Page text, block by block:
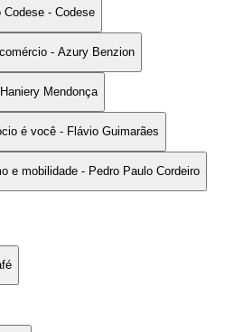
Codese - Codese
- Azury Benzion
Mendonça
é você - Flávio Guimarães
e mobilidade - Pedro Paulo Cordeiro